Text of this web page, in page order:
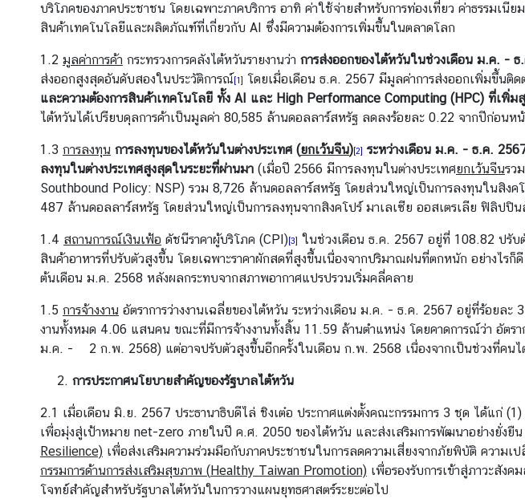
ไ
ท
ย
กั
บ
ไ
ต้
ห
วั
น
เ
ก
า
ก
ร
ะ
ไ
ต้
ห
วั
น
บริโภคของภาคประชาชน โดยเฉพาะภาคบริการ อาทิ ค่าใช้จ่ายสำหรับการท่องเที่ยว ค่าธรรมเ
สินค้าเทคโนโลยีและผลิตภัณฑ์ที่เกี่ยวกับ AI ซึ่งมีความต้องการเพิ่มขึ้นในตลาดโลก
1.2 มูลค่าการค้า กระทรวงการคลังไต้หวันรายงานว่า การส่งออกของไต้หวันในช่วงเดือน ม.ค. -
ส่งออกสูงสุดอันดับสองในประวัติการณ์[1] โดยเมื่อเดือน ธ.ค. 2567 มีมูลค่าการส่งออกเพิ่มขึ้นติ
และความต้องการสินค้าเทคโนโลยี ทั้ง AI และ High Performance Computing (HPC) ที่เพิ่ม
ไต้หวันได้เปรียบดุลการค้าเป็นมูลค่า 80,585 ล้านดอลลาร์สหรัฐ ลดลงร้อยละ 0.22 จากปีก่อนห
1.3 การลงทุน การลงทุนของไต้หวันในต่างประเทศ (ยกเว้นจีน)[2] ระหว่างเดือน ม.ค. - ธ.ค.
ลงทุนในต่างประเทศสูงสุดในระยะที่ผ่านมา (เมื่อปี 2566 มีการลงทุนในต่างประเทศยกเว้นจีนรว
Southbound Policy: NSP) รวม 8,726 ล้านดอลลาร์สหรัฐ โดยส่วนใหญ่เป็นการลงทุนในสิง
487 ล้านดอลลาร์สหรัฐ โดยส่วนใหญ่เป็นการลงทุนจากสิงคโปร์ มาเลเซีย ออสเตรเลีย ฟิลิปปิน
1.4 สถานการณ์เงินเฟ้อ ดัชนีราคาผู้บริโภค (CPI)[3] ในช่วงเดือน ธ.ค. 2567 อยู่ที่ 108.82 ปรับ
สินค้าอาหารที่ปรับตัวสูงขึ้น โดยเฉพาะราคาผักสดที่สูงขึ้นเนื่องจากปริมาณฝนที่ตกหนัก อย่างไรก็
ต้นเดือน ม.ค. 2568 หลังผลกระทบจากสภาพอากาศแปรปรวนเริ่มคลี่คลาย
1.5 การจ้างงาน อัตราการว่างงานเฉลี่ยของไต้หวัน ระหว่างเดือน ม.ค. - ธ.ค. 2567 อยู่ที่ร้อยล
งานทั้งหมด 4.06 แสนคน ขณะที่มีการจ้างงานทั้งสิ้น 11.59 ล้านตำแหน่ง โดยคาดการณ์ว่า อัตร
ม.ค. - 2 ก.พ. 2568) แต่อาจปรับตัวสูงขึ้นอีกครั้งในเดือน ก.พ. 2568 เนื่องจากเป็นช่วงที่คนไ
การประกาศนโยบายสำคัญของรัฐบาลไต้หวัน
2.1 เมื่อเดือน มิ.ย. 2567 ประธานาธิบดีไล่ ชิงเต๋อ ประกาศแต่งตั้งคณะกรรมการ 3 ชุด ได้แก่ (1)
เพื่อมุ่งสู่เป้าหมาย net-zero ภายในปี ค.ศ. 2050 ของไต้หวัน และส่งเสริมการพัฒนาอย่างยั่งยื
Resilience) เพื่อส่งเสริมความร่วมมือกับภาคประชาชนในการลดความเสี่ยงจากภัยพิบัติ ความ
กรรมการด้านการส่งเสริมสุขภาพ ( Healthy Taiwan Promotion) เพื่อรองรับการเข้าสู่ภาวะสัง
โจทย์สำคัญสำหรับรัฐบาลไต้หวันในการวางแผนยุทธศาสตร์ระยะต่อไป